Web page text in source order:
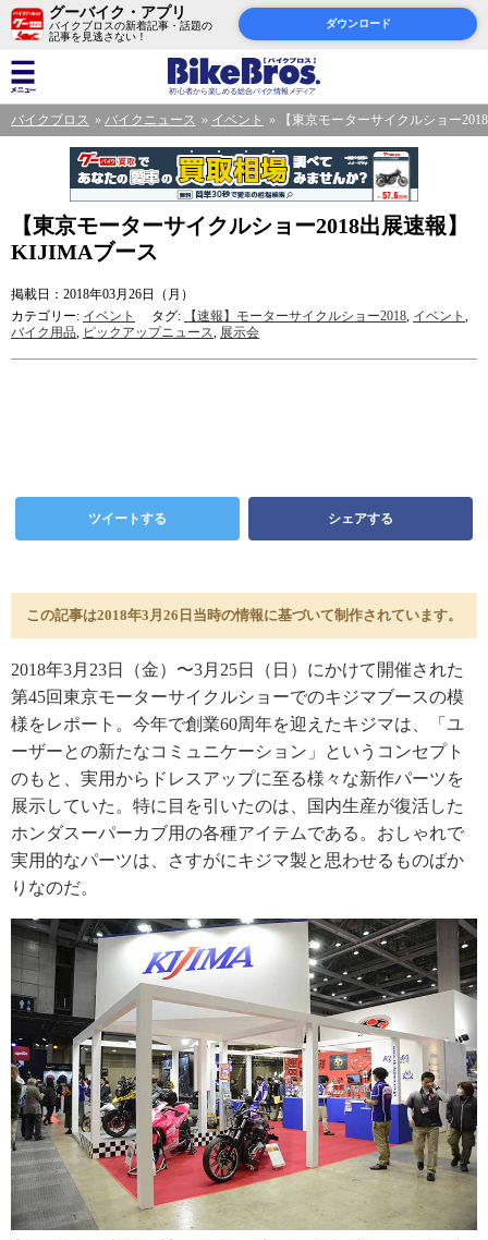
グーバイク・アプリ
バイクブロスの新着記事・話題の
記事を見逃さない！
ダウンロード
バイクブロス バイクニュース イベント 【東京モーターサイクルショー
【東京モーターサイクルショー2018出展速報】
KIJIMAブース
掲載日：2018年03月26日（月）
カテゴリー: イベント タグ: 【速報】モーターサイクルショー2018, イベント ,
バイク用品, ピックアップニュース, 展示会
ツイートする シェアする
この記事は2018年3月26日当時の情報に基づいて制作されています。
2018年3月23日（金）〜3月25日（日）にかけて開催された
第45回東京モーターサイクルショーでのキジマブースの模
様をレポート。今年で創業60周年を迎えたキジマは、「ユ
ーザーとの新たなコミュニケーション」というコンセプト
のもと、実用からドレスアップに至る様々な新作パーツを
展示していた。特に目を引いたのは、国内生産が復活した
ホンダスーパーカブ用の各種アイテムである。おしゃれで
実用的なパーツは、さすがにキジマ製と思わせるものばか
りなのだ。